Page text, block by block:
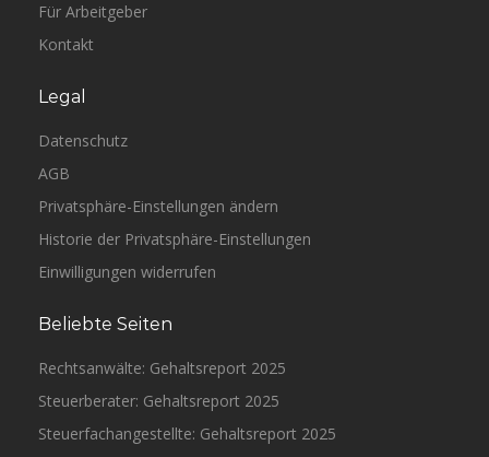
Für Arbeitgeber
Kontakt
Legal
Datenschutz
AGB
Privatsphäre-Einstellungen ändern
Historie der Privatsphäre-Einstellungen
Einwilligungen widerrufen
Beliebte Seiten
Rechtsanwälte: Gehaltsreport 2025
Steuerberater: Gehaltsreport 2025
Steuerfachangestellte: Gehaltsreport 2025